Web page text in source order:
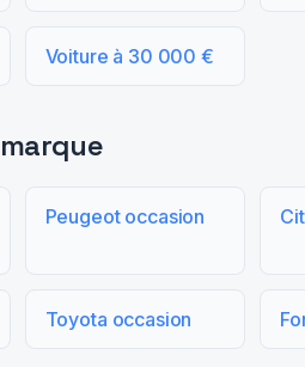
Voiture à 30 000 €
Peugeot occasion
Toyota occasion